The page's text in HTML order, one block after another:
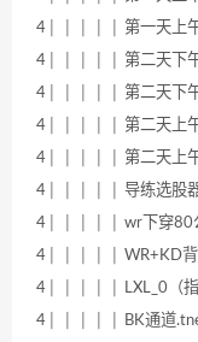
4│ │ │ │ │ 第一天上
4│ │ │ │ │ 第二天下
4│ │ │ │ │ 第二天下
4│ │ │ │ │ 第二天上
4│ │ │ │ │ 第二天上
4│ │ │ │ │ 导练选股
4│ │ │ │ │ wr下穿80
4│ │ │ │ │ WR+KD背
4│ │ │ │ │ LXL_0（指
4│ │ │ │ │ BK通道